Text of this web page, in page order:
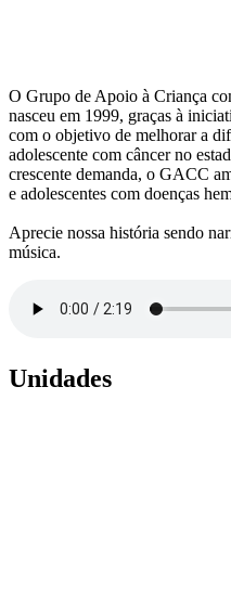
O Grupo de Apoio à Criança
nasceu em 1999, graças à
com o objetivo de melhorar a
adolescente com câncer no
crescente demanda, o GACC
e adolescentes com doenças
Aprecie nossa história sendo
música.
Unidades